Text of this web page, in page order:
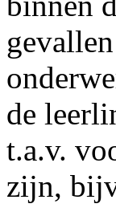
de
t.a.v.
zijn,